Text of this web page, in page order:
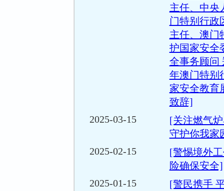
主任、中央
门特别行政
主任、澳门
护国家安全
全事务顾问
年澳门特别
家安全教育
致辞]
2025-03-15
[关注燃气
守护你我家
2025-02-15
[警惕境外
险确保安全]
2025-01-15
[警民携手